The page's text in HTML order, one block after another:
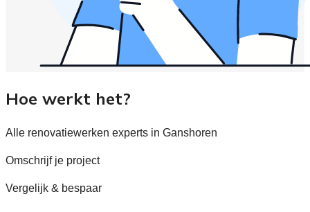
Hoe werkt het?
Alle renovatiewerken experts in Ganshoren
Omschrijf je project
Vergelijk & bespaar